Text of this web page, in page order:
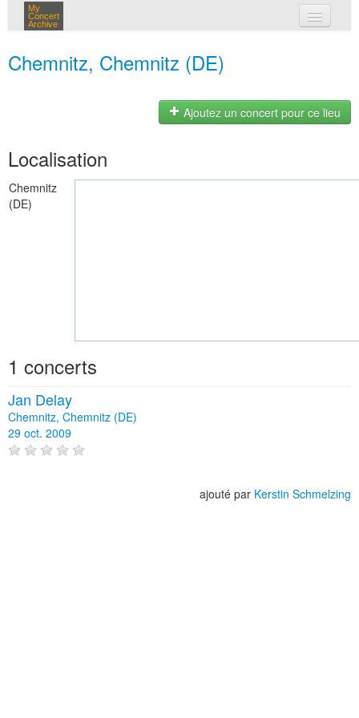
My
Concert
Archive
Chemnitz, Chemnitz (DE)
Ajoutez un concert pour ce lieu
Localisation
Chemnitz
(DE)
1 concerts
Jan Delay
Chemnitz, Chemnitz (DE)
29 oct. 2009
ajouté par Kerstin Schmelzing